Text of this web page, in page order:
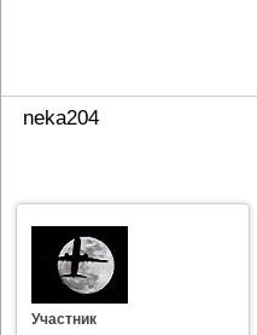
neka204
Участник